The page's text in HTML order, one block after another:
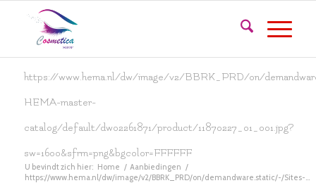
https://www.hema.nl/dw/image/v2/BBRK_PRD/on/
HEMA-master-
catalog/default/dw02261871/product/11870227_01_001.jpg?
sw=1600&sfrm=png&bgcolor=FFFFFF
U bevindt zich hier: Home / Aanbiedingen /
https://www.hema.nl/dw/image/v2/BBRK_PRD/on/demandware.static/-/Sites-...